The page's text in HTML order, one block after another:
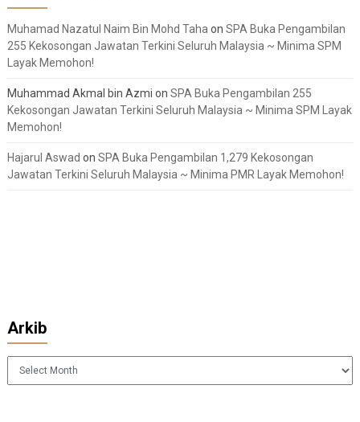
Muhamad Nazatul Naim Bin Mohd Taha on SPA Buka Pengambilan
255 Kekosongan Jawatan Terkini Seluruh Malaysia ~ Minima SPM
Layak Memohon!
Muhammad Akmal bin Azmi on SPA Buka Pengambilan 255
Kekosongan Jawatan Terkini Seluruh Malaysia ~ Minima SPM Layak
Memohon!
Hajarul Aswad on SPA Buka Pengambilan 1,279 Kekosongan
Jawatan Terkini Seluruh Malaysia ~ Minima PMR Layak Memohon!
Arkib
Arkib